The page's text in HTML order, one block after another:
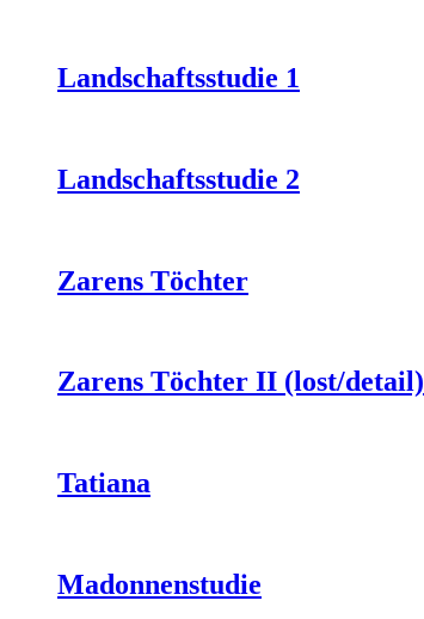
Landschaftsstudie 1
Landschaftsstudie 2
Zarens Töchter
Zarens Töchter II (lost/detail)
Tatiana
Madonnenstudie